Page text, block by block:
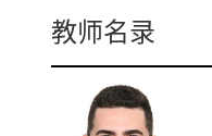
教师名录